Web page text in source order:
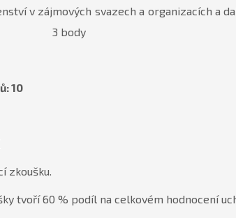
v zájmových svazech a organizacích a
3 body
10
zkoušku.
tvoří 60 % podíl na celkovém hodnocení